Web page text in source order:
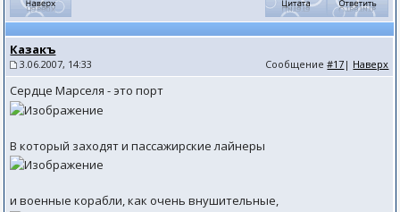
Казакъ
3.06.2007, 14:33 Сообщение#17 | Наверх
Сердце Марселя - это порт
В который заходят и пассажирские лайнеры
и военные корабли, как очень внушительные,